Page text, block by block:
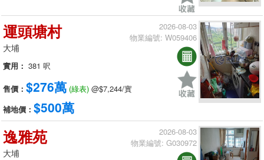
運頭塘村
大埔
實用： 381 呎
售價： $276萬 (綠表) @$7,244/實
補地價： $500萬
2026-08-03
物業編號: W059406
逸雅苑
大埔
2026-08-03
物業編號: G030972